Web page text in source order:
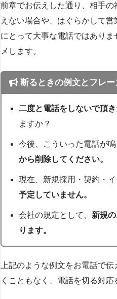
前章でお伝えした通り、相手
えない場合や、はぐらかして
にとって大事な電話ではあり
メします。
断るときの例文とフレー
二度と電話をしないで頂
ますか？
今後、こういった電話が
から削除してください。
現在、新規採用・契約・
予定していません。
会社の規定として、 新規
ります。
上記のような例文をお電話で
くこともなく、電話を切る対応